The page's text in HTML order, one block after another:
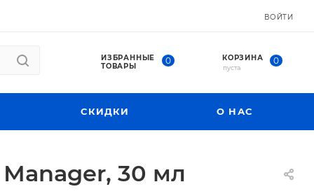
ВОЙТИ
ИЗБРАННЫЕ
ТОВАРЫ
0 КОРЗИНА 0
пуста
СКИДКИ О НАС
30 мл